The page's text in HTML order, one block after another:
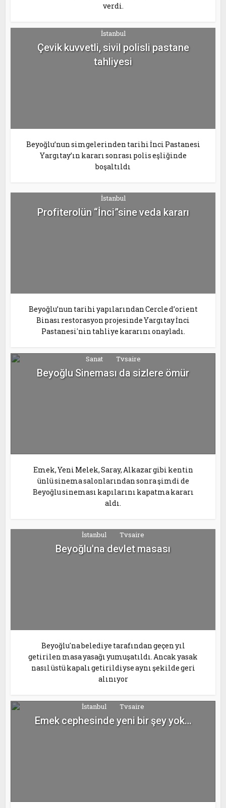
verdi.
İstanbul
Çevik kuvvetli, sivil polisli pastane
tahliyesi
Beyoğlu’nun simgelerinden tarihi İnci Pastanesi
Yargıtay’ın kararı sonrası polis eşliğinde
boşaltıldı
İstanbul
Profiterolün “İnci”sine veda kararı
Beyoğlu’nun tarihi yapılarından Cercle d’orient
Binası restorasyon projesinde Yargıtay İnci
Pastanesi'nin tahliye kararını onayladı.
Sanat Tvsaire
Beyoğlu Sineması da sizlere ömür
Emek, Yeni Melek, Saray, Alkazar gibi kentin
ünlü sinema salonlarından sonra şimdi de
Beyoğlu sineması kapılarını kapatma kararı
aldı.
İstanbul Tvsaire
Beyoğlu'na devlet masası
Beyoğlu'na belediye tarafından geçen yıl
getirilen masa yasağı yumuşatıldı. Ancak yasak
nasıl üstü kapalı getirildiyse aynı şekilde geri
alınıyor
İstanbul Tvsaire
Emek cephesinde yeni bir şey yok…